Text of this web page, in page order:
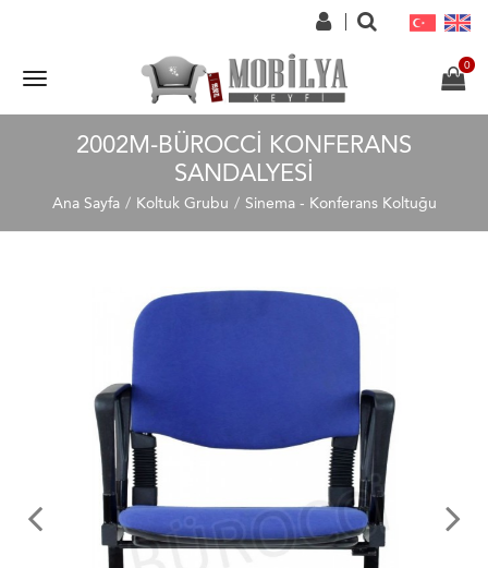
2002M-BÜROCCI KONFERANS
SANDALYESI
Ana Sayfa Koltuk Grubu Sinema - Konferans Koltuğu